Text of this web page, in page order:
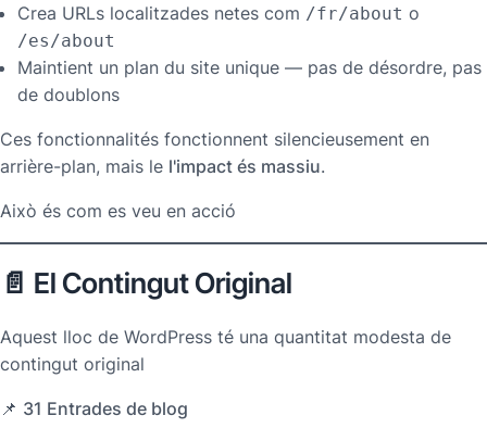
Crea URLs localitzades netes com /fr/about o
/es/about
Maintient un plan du site unique — pas de désordre, pas
de doublons
Ces fonctionnalités fonctionnent silencieusement en
arrière-plan, mais le l'impact és massiu.
Això és com es veu en acció
📄 El Contingut Original
Aquest lloc de WordPress té una quantitat modesta de
contingut original
📌 31 Entrades de blog